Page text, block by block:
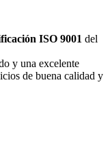
ISO 9001 del
y una excelente
de buena calidad y